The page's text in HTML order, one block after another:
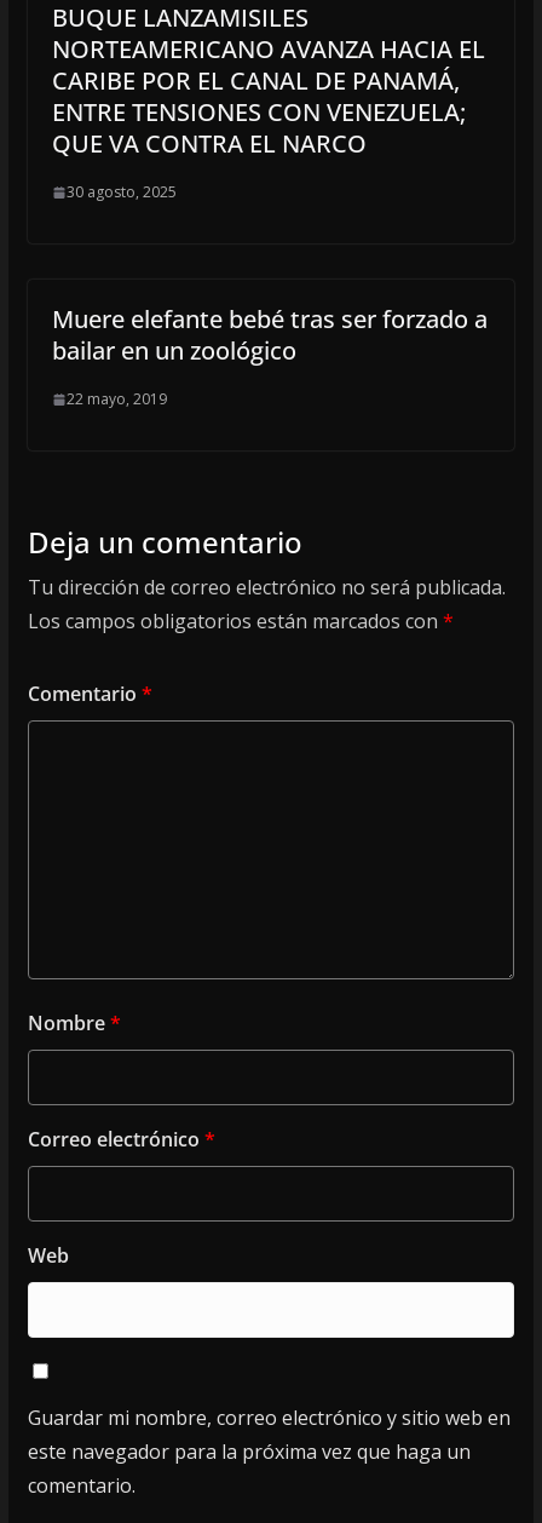
BUQUE LANZAMISILES
NORTEAMERICANO AVANZA HACIA EL
CARIBE POR EL CANAL DE PANAMÁ,
ENTRE TENSIONES CON VENEZUELA;
QUE VA CONTRA EL NARCO
30 agosto, 2025
Muere elefante bebé tras ser forzado a
bailar en un zoológico
22 mayo, 2019
Deja un comentario
Tu dirección de correo electrónico no será publicada.
Los campos obligatorios están marcados con *
Comentario *
Nombre*
Correo electrónico *
Web
Guardar mi nombre, correo electrónico y sitio web en
este navegador para la próxima vez que haga un
comentario.